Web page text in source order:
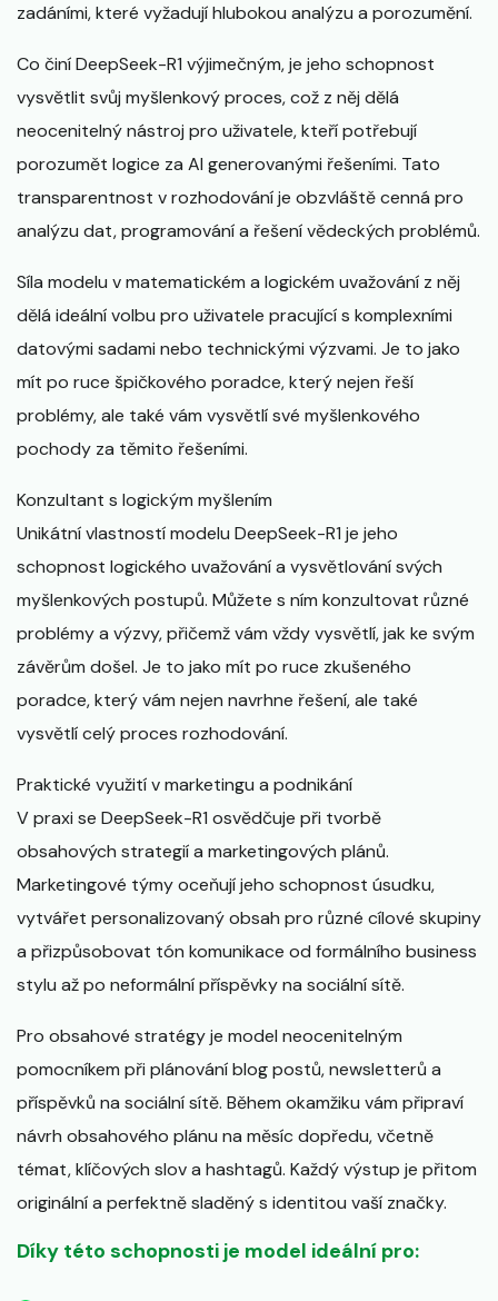
zadáními, které vyžadují hlubokou analýzu a porozumění.
Co činí DeepSeek-R1 výjimečným, je jeho schopnost
vysvětlit svůj myšlenkový proces, což z něj dělá
neocenitelný nástroj pro uživatele, kteří potřebují
porozumět logice za AI generovanými řešeními. Tato
transparentnost v rozhodování je obzvláště cenná pro
analýzu dat, programování a řešení vědeckých problémů.
Síla modelu v matematickém a logickém uvažování z něj
dělá ideální volbu pro uživatele pracující s komplexními
datovými sadami nebo technickými výzvami. Je to jako
mít po ruce špičkového poradce, který nejen řeší
problémy, ale také vám vysvětlí své myšlenkového
pochody za těmito řešeními.
Konzultant s logickým myšlením
Unikátní vlastností modelu DeepSeek-R1 je jeho
schopnost logického uvažování a vysvětlování svých
myšlenkových postupů. Můžete s ním konzultovat různé
problémy a výzvy, přičemž vám vždy vysvětlí, jak ke svým
závěrům došel. Je to jako mít po ruce zkušeného
poradce, který vám nejen navrhne řešení, ale také
vysvětlí celý proces rozhodování.
Praktické využití v marketingu a podnikání
V praxi se DeepSeek-R1 osvědčuje při tvorbě
obsahových strategií a marketingových plánů.
Marketingové týmy oceňují jeho schopnost úsudku,
vytvářet personalizovaný obsah pro různé cílové skupiny
a přizpůsobovat tón komunikace od formálního business
stylu až po neformální příspěvky na sociální sítě.
Pro obsahové stratégy je model neocenitelným
pomocníkem při plánování blog postů, newsletterů a
příspěvků na sociální sítě. Během okamžiku vám připraví
návrh obsahového plánu na měsíc dopředu, včetně
témat, klíčových slov a hashtagů. Každý výstup je přitom
originální a perfektně sladěný s identitou vaší značky.
Díky této schopnosti je model ideální pro: